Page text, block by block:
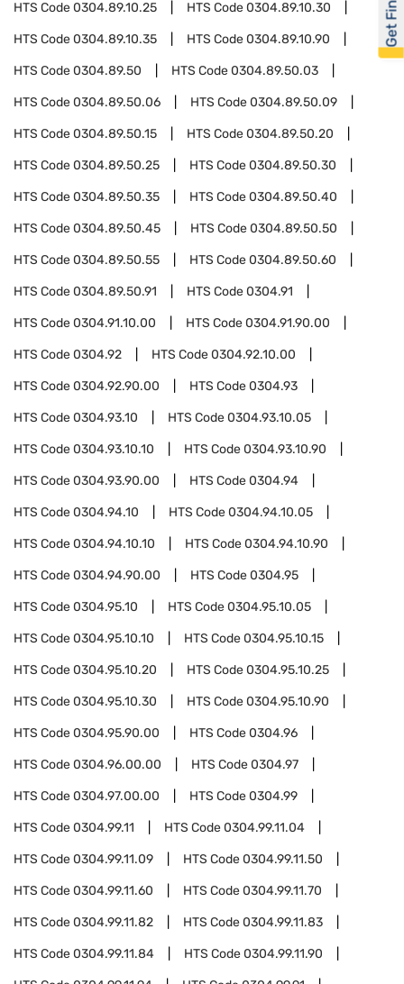
HTS Code0304.89.10.25 HTS Code0304.89.10.30
HTS Code0304.89.10.35 HTS Code0304.89.10.90
HTS Code0304.89.50 HTS Code0304.89.50.03
HTS Code0304.89.50.06 HTS Code0304.89.50.09
HTS Code0304.89.50.15 HTS Code0304.89.50.20
HTS Code0304.89.50.25 HTS Code0304.89.50.30
HTS Code0304.89.50.35 HTS Code0304.89.50.40
HTS Code0304.89.50.45 HTS Code0304.89.50.50
HTS Code0304.89.50.55 HTS Code0304.89.50.60
HTS Code0304.89.50.91 HTS Code0304.91
HTS Code0304.91.10.00 HTS Code0304.91.90.00
HTS Code0304.92 HTS Code0304.92.10.00
HTS Code0304.92.90.00 HTS Code0304.93
HTS Code0304.93.10 HTS Code0304.93.10.05
HTS Code0304.93.10.10 HTS Code0304.93.10.90
HTS Code0304.93.90.00 HTS Code0304.94
HTS Code0304.94.10 HTS Code0304.94.10.05
HTS Code0304.94.10.10 HTS Code0304.94.10.90
HTS Code0304.94.90.00 HTS Code0304.95
HTS Code0304.95.10 HTS Code0304.95.10.05
HTS Code0304.95.10.10 HTS Code0304.95.10.15
HTS Code0304.95.10.20 HTS Code0304.95.10.25
HTS Code0304.95.10.30 HTS Code0304.95.10.90
HTS Code0304.95.90.00 HTS Code0304.96
HTS Code0304.96.00.00 HTS Code0304.97
HTS Code0304.97.00.00 HTS Code0304.99
HTS Code0304.99.11 HTS Code0304.99.11.04
HTS Code0304.99.11.09 HTS Code0304.99.11.50
HTS Code0304.99.11.60 HTS Code0304.99.11.70
HTS Code0304.99.11.82 HTS Code0304.99.11.83
HTS Code0304.99.11.84 HTS Code0304.99.11.90